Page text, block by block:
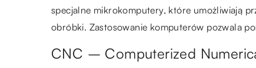
specjalne mikrokomputery, które umożliwiają
obróbki. Zastosowanie komputerów pozwala
CNC – Computerized